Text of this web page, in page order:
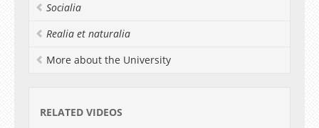
Socialia
Realia et naturalia
More about the University
RELATED VIDEOS